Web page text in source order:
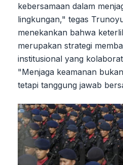
kebersamaan dalam
lingkungan," tegas
menekankan bahwa
merupakan strategi
institusional yang
"Menjaga keamanan
tetapi tanggung jawab